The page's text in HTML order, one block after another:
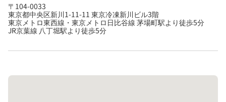
〒104-0033
東京都中央区新川1-11-11 東京冷凍新川ビル3階
東京メトロ東西線・東京メトロ日比谷線 茅場町駅より徒歩5分
JR京葉線 八丁堀駅より徒歩5分